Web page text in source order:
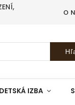
O
DETSKÁ IZBA